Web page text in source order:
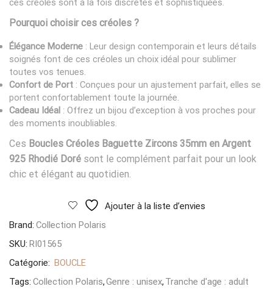
ces créoles sont à la fois discrètes et sophistiquées.
Pourquoi choisir ces créoles ?
Élégance Moderne : Leur design contemporain et leurs détails
soignés font de ces créoles un choix idéal pour sublimer
toutes vos tenues.
Confort de Port : Conçues pour un ajustement parfait, elles se
portent confortablement toute la journée.
Cadeau Idéal : Offrez un bijou d’exception à vos proches pour
des moments inoubliables.
Ces Boucles Créoles Baguette Zircons 35mm en Argent
925 Rhodié Doré sont le complément parfait pour un look
chic et élégant au quotidien.
Ajouter à la liste d’envies
Brand: Collection Polaris
SKU: RI01565
Catégorie: BOUCLE
Tags: Collection Polaris,Genre : unisex, Tranche d'age : adult